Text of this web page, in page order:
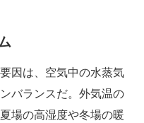
因は、空気中の水蒸気
バランスだ。外気温の
場の高湿度や冬場の暖